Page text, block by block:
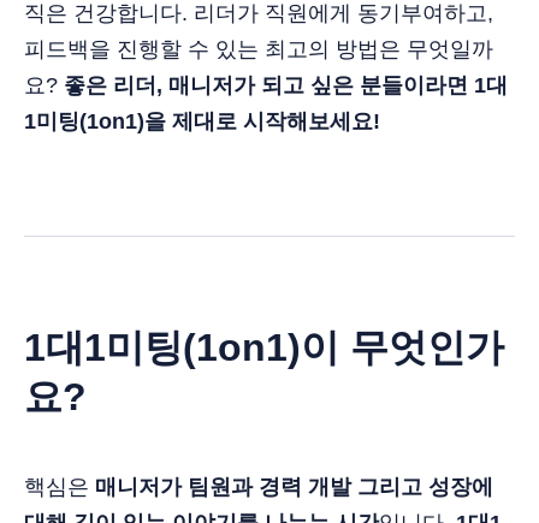
직은 건강합니다. 리더가 직원에게 동기부여하고,
피드백을 진행할 수 있는 최고의 방법은 무엇일까
요? 좋은 리더, 매니저가 되고 싶은 분들이라면 1대
1미팅(1on1)을 제대로 시작해보세요!
1대1미팅(1on1)이 무엇인가
요?
핵심은 매니저가 팀원과 경력 개발 그리고 성장에